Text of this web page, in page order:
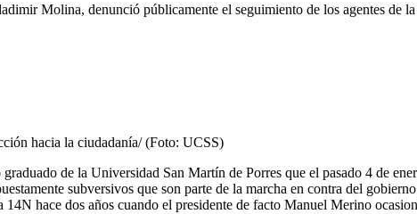
Molina, denunció públicamente el seguimiento de los agentes de
hacia la ciudadanía/ (Foto: UCSS)
de la Universidad San Martín de Porres que el pasado 4 de
subversivos que son parte de la marcha en contra del
hace dos años cuando el presidente de facto Manuel Merino